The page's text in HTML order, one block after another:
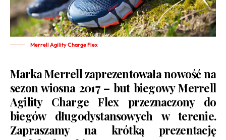
Merrell Agility Charge Flex
Marka Merrell zaprezentowała nowość na
sezon wiosna 2017 – but biegowy Merrell
Agility Charge Flex przeznaczony do
biegów długodystansowych w terenie.
Zapraszamy na krótką prezentację